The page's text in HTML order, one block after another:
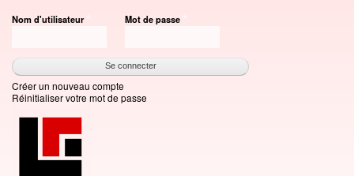
au
principal
Nom d'utilisateur Mot de passe
Créer un nouveau compte
Réinitialiser votre mot de passe